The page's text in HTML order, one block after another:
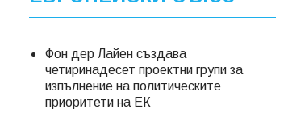
Фон дер Лайен създава
четиринадесет проектни групи за
изпълнение на политическите
приоритети на ЕК